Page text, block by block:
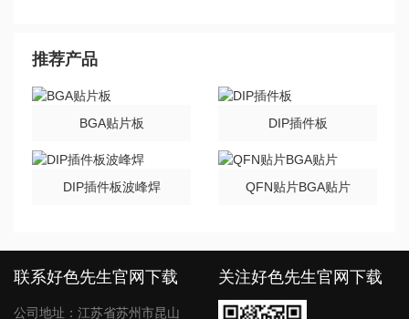
推荐产品
BGA贴片板 DIP插件板
DIP插件板波峰焊 QFN贴片BGA贴片
联系好色先生官网下载
公司地址：江苏省苏州市昆山
关注好色先生官网下载